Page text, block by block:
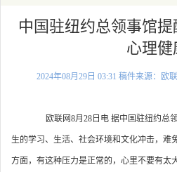
中国驻纽约总领事馆
心理健
2024年08月29日 03:31 稿件来源：欧
欧联网8月28日电 据中国驻纽约总
生的学习、生活、社会环境和文化冲击，难
方面，有这种压力是正常的，心里不要有太